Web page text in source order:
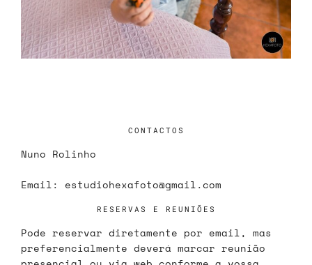
CONTACTOS
Nuno Rolinho
Email: estudiohexafoto@gmail.com
RESERVAS E REUNIÕES
Pode reservar diretamente por email, mas
preferencialmente deverá marcar reunião